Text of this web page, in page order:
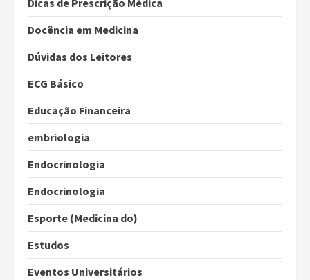
Dicas de Prescrição Médica
Docência em Medicina
Dúvidas dos Leitores
ECG Básico
Educação Financeira
embriologia
Endocrinologia
Endocrinologia
Esporte (Medicina do)
Estudos
Eventos Universitários